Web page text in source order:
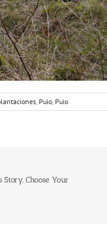
Puio Puio
Story, Choose Your